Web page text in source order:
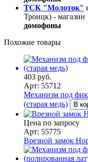
ТСК "Молоток"
Троицк) - магазин
домофоны
Похожие товары
403 руб.
Арт: 55712
Механизм под
(старая медь)
В
Цена по запросу
Арт: 55775
Врезной замок